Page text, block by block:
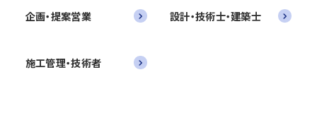
企画・提案営業 設計・技術士・建築士
施工管理・技術者